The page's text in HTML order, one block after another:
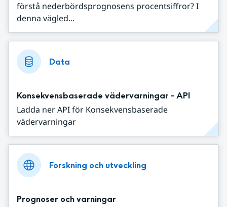
förstå nederbördsprognosens procentsiffror? I
denna vägled...
Data
Konsekvensbaserade vädervarningar - API
Ladda ner API för Konsekvensbaserade
vädervarningar
Forskning och utveckling
Prognoser och varningar